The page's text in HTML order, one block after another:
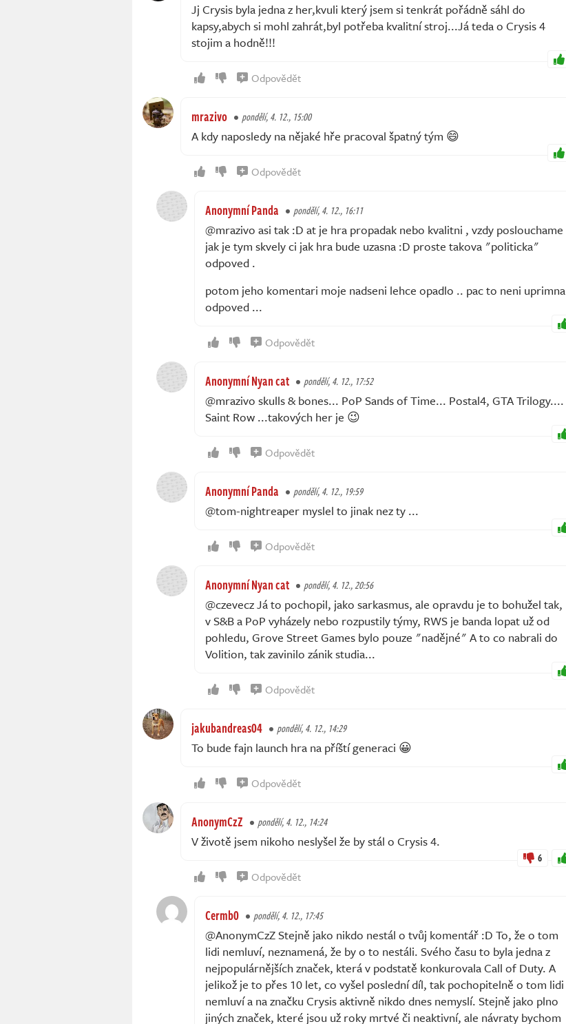
Jj Crysis byla jedna z her,kvuli který jsem si tenkrát pořádně sáhl do
kapsy,abych si mohl zahrát,byl potřeba kvalitní stroj...Já teda o Crysis 4
stojim a hodně!!!
Odpovědět
mrazivo pondělí, 4. 12., 15:00
A kdy naposledy na nějaké hře pracoval špatný tým 😄
Odpovědět
Anonymní Panda pondělí, 4. 12., 16:11
@mrazivo asi tak :D at je hra propadak nebo kvalitni , vzdy poslouchame
jak je tym skvely ci jak hra bude uzasna :D proste takova "politicka"
odpoved .
potom jeho komentari moje nadseni lehce opadlo .. pac to neni uprimna
odpoved ...
Odpovědět
Anonymní Nyan cat pondělí, 4. 12., 17:52
@mrazivo skulls & bones... PoP Sands of Time... Postal4, GTA Trilogy....
Saint Row ...takových her je 😉
Odpovědět
Anonymní Panda pondělí, 4. 12., 19:59
@tom-nightreaper myslel to jinak nez ty ...
Odpovědět
Anonymní Nyan cat pondělí, 4. 12., 20:56
@czevecz Já to pochopil, jako sarkasmus, ale opravdu je to bohužel tak,
v S&B a PoP vyházely nebo rozpustily týmy, RWS je banda lopat už od
pohledu, Grove Street Games bylo pouze "nadějné" A to co nabrali do
Volition, tak zavinilo zánik studia...
Odpovědět
jakubandreas04 pondělí, 4. 12., 14:29
To bude fajn launch hra na příští generaci 😀
Odpovědět
AnonymCzZ pondělí, 4. 12., 14:24
V životě jsem nikoho neslyšel že by stál o Crysis 4.
6
Odpovědět
Cermb0 pondělí, 4. 12., 17:45
@AnonymCzZ Stejně jako nikdo nestál o tvůj komentář :D To, že o tom
lidi nemluví, neznamená, že by o to nestáli. Svého času to byla jedna z
nejpopulárnějších značek, která v podstatě konkurovala Call of Duty. A
jelikož je to přes 10 let, co vyšel poslední díl, tak pochopitelně o tom lidi
nemluví a na značku Crysis aktivně nikdo dnes nemyslí. Stejně jako plno
jiných značek, které jsou už roky mrtvé či neaktivní, ale návraty bychom